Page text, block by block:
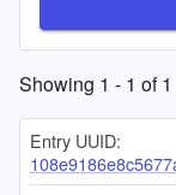
Showing 1 - 1 of1
Entry UUID: